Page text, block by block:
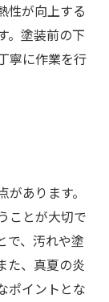
性が向上する
。塗装前の下
寧に作業を行
あります。
ことが大切で
で、汚れや塗
た、真夏の炎
ポイントとな